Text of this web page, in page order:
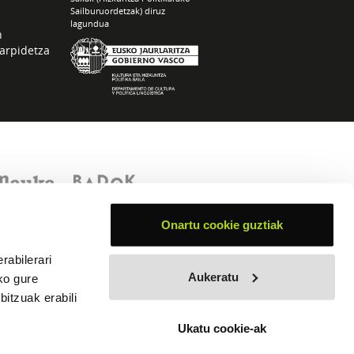
gure
erabili
Onartu cookie guztiak
Aukeratu
Ukatu cookie-ak
Sailburuordetzak) diruz
lagundua